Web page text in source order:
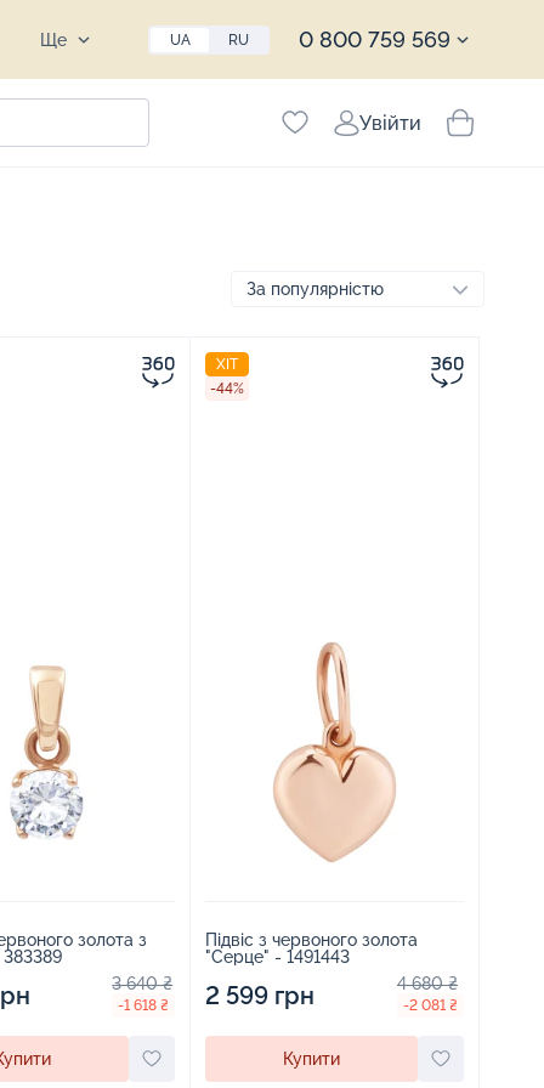
Ще UA RU 0 800 759 569
Увійти
золота з
383389
3 640 ₴
-1 618 ₴
ХІТ
-44%
Підвіс з червоного золота
"Серце" - 1491443
2 599 грн 4 680 ₴
-2 081 ₴
Купити